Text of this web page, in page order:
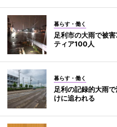
暮らす・働く
足利市の大雨で被
ティア100人
暮らす・働く
足利の記録的大雨
けに追われる